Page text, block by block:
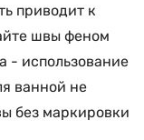
приводит к
швы феном
- использование
ванной не
без маркировки